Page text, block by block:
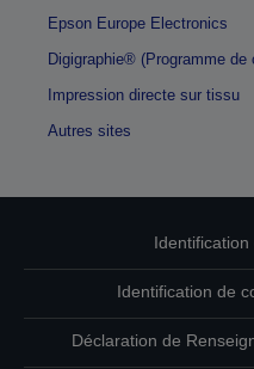
Epson Europe Electronics
Digigraphie® (Programme
Impression directe sur tissu
Autres sites
Identification de
Déclaration de